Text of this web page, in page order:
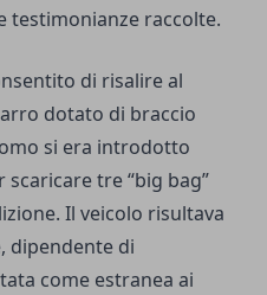
testimonianze raccolte.
di risalire al
dotato di braccio
si era introdotto
scaricare tre “big bag”
Il veicolo risultava
dipendente di
come estranea ai